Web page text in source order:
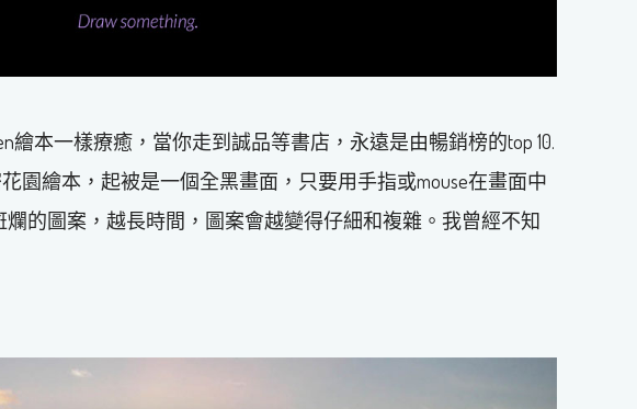
繪本一樣療癒，當你走到誠品等書店，永遠是由暢銷榜的top 10.
園繪本，起被是一個全黑畫面，只要用手指或mouse在畫面中
的圖案，越長時間，圖案會越變得仔細和複雜。我曾經不知